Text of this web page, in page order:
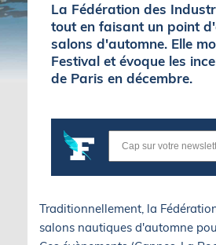
La Fédération des
tout en faisant un point
salons d'automne. Elle
Festival et évoque les
de Paris en décembre.
Traditionnellement, la
salons nautiques d'automne